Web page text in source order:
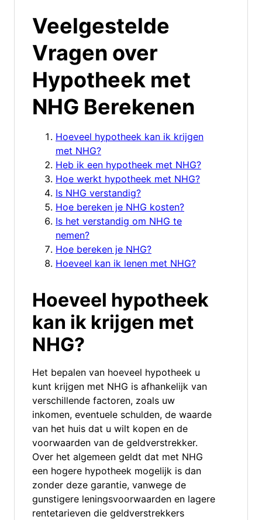
Veelgestelde
Vragen over
Hypotheek met
NHG Berekenen
Hoeveel hypotheek kan ik krijgen
met NHG?
Heb ik een hypotheek met NHG?
Hoe werkt hypotheek met NHG?
Is NHG verstandig?
Hoe bereken je NHG kosten?
Is het verstandig om NHG te
nemen?
Hoe bereken je NHG?
Hoeveel kan ik lenen met NHG?
Hoeveel hypotheek
kan ik krijgen met
NHG?
Het bepalen van hoeveel hypotheek u
kunt krijgen met NHG is afhankelijk van
verschillende factoren, zoals uw
inkomen, eventuele schulden, de waarde
van het huis dat u wilt kopen en de
voorwaarden van de geldverstrekker.
Over het algemeen geldt dat met NHG
een hogere hypotheek mogelijk is dan
zonder deze garantie, vanwege de
gunstigere leningsvoorwaarden en lagere
rentetarieven die geldverstrekkers